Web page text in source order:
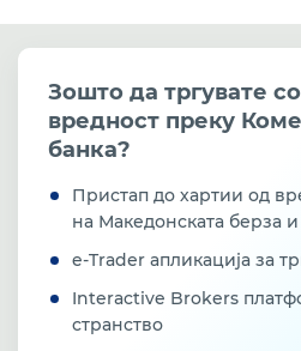
Зошто да тргувате
вредност преку
банка?
Пристап до хартии од
на Македонската берза
e-Tradеr апликација за
Interactive Brokers
странство